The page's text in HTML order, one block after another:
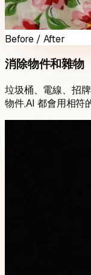
Before / After
消除物件和雜物
垃圾桶、電線、招
物件,AI 都會用相符